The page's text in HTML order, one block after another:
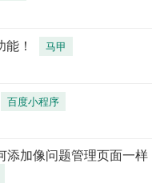
！
马甲
百度小程序
添加像问题管理页面一样